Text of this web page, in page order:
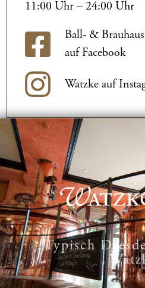
11:00 Uhr – 24:00 Uhr
Ball- &
auf Facebook
Watzke auf
Typisch